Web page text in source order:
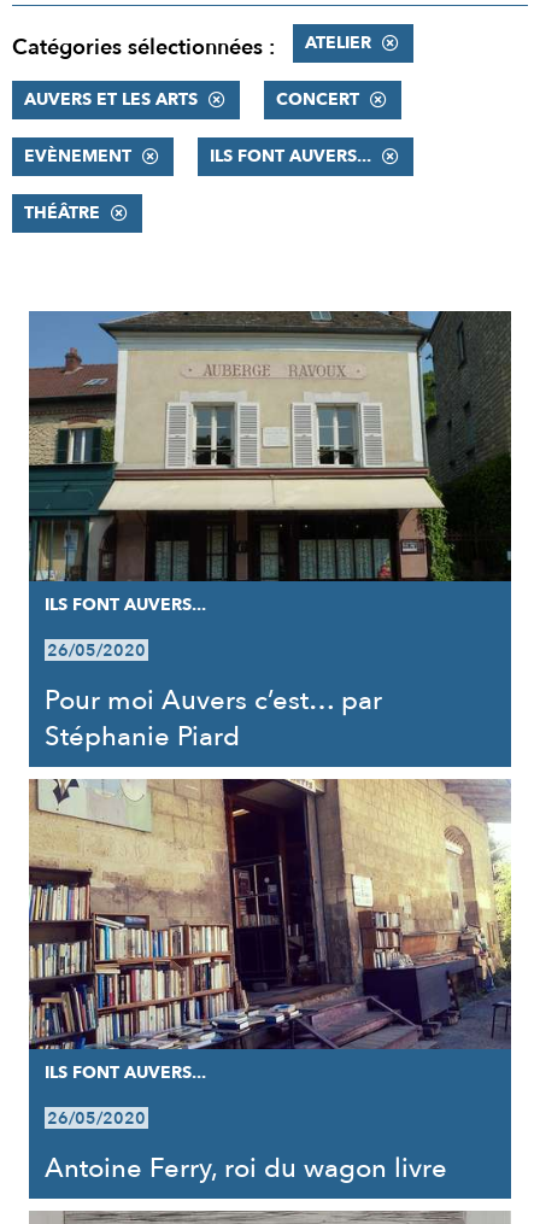
Catégories sélectionnées : ATELIER
AUVERS ET LES ARTS CONCERT
EVÈNEMENT ILS FONT AUVERS...
THÉÂTRE
RÉSULTATS
ILS FONT AUVERS...
26/05/2020
Pour moi Auvers c’est… par
Stéphanie Piard
ILS FONT AUVERS...
26/05/2020
Antoine Ferry, roi du wagon livre